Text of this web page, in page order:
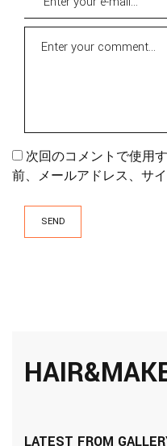
次回のコメントで使用
前、メールアドレス、サイ
LATEST FROM